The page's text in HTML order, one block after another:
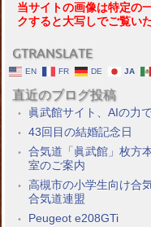
当サイトの画像は特定の
クすると大写しでご覧い
GTRANSLATE
EN FR DE JA
直近のブログ投稿
眞武館サイト、AIの力
43回目の結婚記念日
合気道「眞武館」枚方
室のご案内
高槻市の小学生向け合
合気道連盟
Peugeot e208GTi